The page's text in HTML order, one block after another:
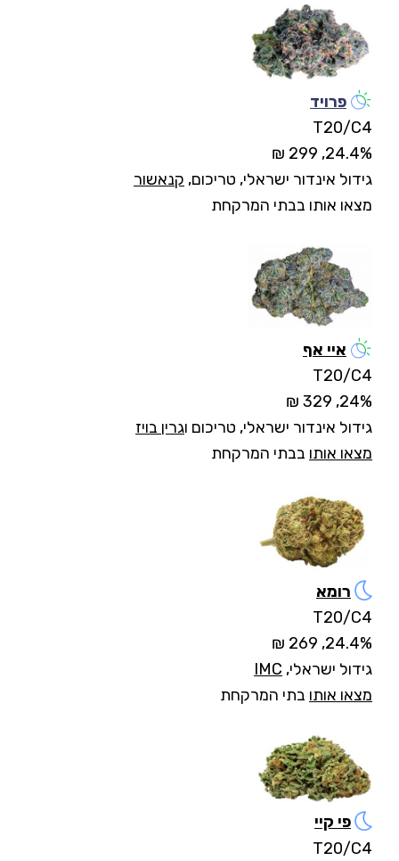
פרויד
T20/C4
24.4%, 299 ₪
גידול אינדור ישראלי, טריכום, קנאשור
מצאו אותו בבתי המרקחת
איי אף
T20/C4
24%, 329 ₪
גידול אינדור ישראלי, טריכום וגרין בויז
מצאו אותו בבתי המרקחת
רומא
T20/C4
24.4%, 269 ₪
גידול ישראלי, IMC
מצאו אותו בתי המרקחת
פי קיי
T20/C4